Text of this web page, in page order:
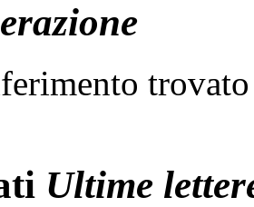
trovato
Ultime